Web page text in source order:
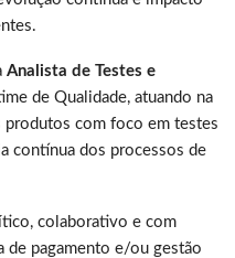
Analista de Testes e
de Qualidade, atuando na
produtos com foco em testes
contínua dos processos de
colaborativo e com
de pagamento e/ou gestão